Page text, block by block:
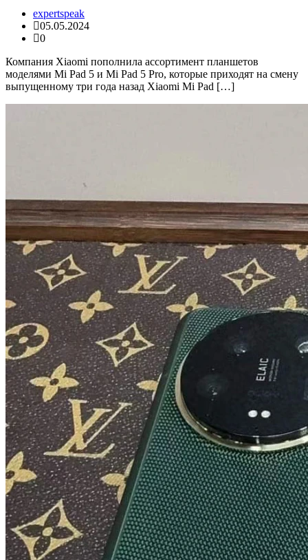
expertspeak
05.05.2024
0
Компания Xiaomi пополнила ассортимент планшетов
моделями Mi Pad 5 и Mi Pad 5 Pro, которые приходят на смену
выпущенному три года назад Xiaomi Mi Pad […]